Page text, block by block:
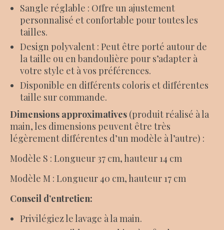
Sangle réglable : Offre un ajustement
personnalisé et confortable pour toutes les
tailles.
Design polyvalent : Peut être porté autour de
la taille ou en bandoulière pour s’adapter à
votre style et à vos préférences.
Disponible en différents coloris et différentes
taille sur commande.
Dimensions approximatives (produit réalisé à la
main, les dimensions peuvent être très
légèrement différentes d’un modèle à l’autre) :
Modèle S : Longueur 37 cm, hauteur 14 cm
Modèle M : Longueur 40 cm, hauteur 17 cm
Conseil d’entretien:
Privilégiez le lavage à la main.